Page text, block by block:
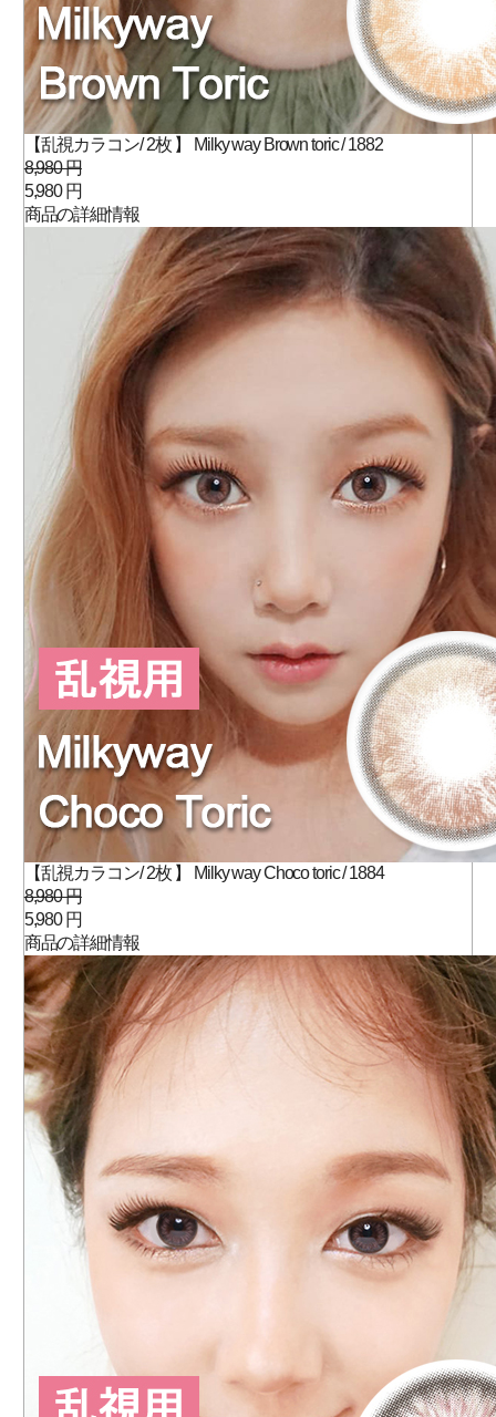
【乱視カラコン/ 2枚 】 Milky way Brown toric / 1882
8,980 円
5,980 円
商品の詳細情報
【乱視カラコン/ 2枚 】 Milky way Choco toric / 1884
8,980 円
5,980 円
商品の詳細情報